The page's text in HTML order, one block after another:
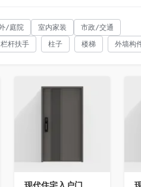
/庭院 室内家装 市政/交通
栏杆扶手 柱子 楼梯 外墙构
收藏